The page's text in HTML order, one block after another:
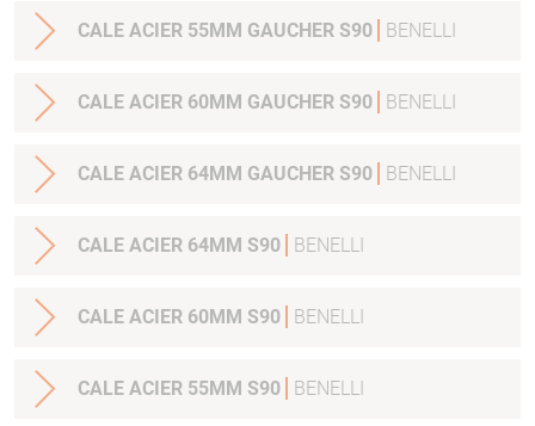
CALE ACIER 55MM GAUCHER S90 BENELLI
CALE ACIER 60MM GAUCHER S90 BENELLI
CALE ACIER 64MM GAUCHER S90 BENELLI
CALE ACIER 64MM S90 BENELLI
CALE ACIER 60MM S90 BENELLI
CALE ACIER 55MM S90 BENELLI